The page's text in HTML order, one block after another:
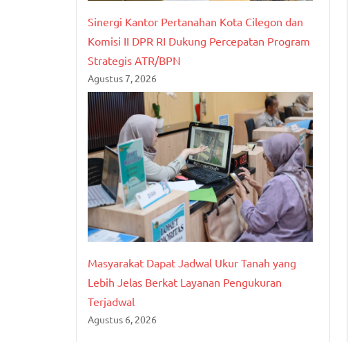
Sinergi Kantor Pertanahan Kota Cilegon dan
Komisi II DPR RI Dukung Percepatan Program
Strategis ATR/BPN
Agustus 7, 2026
Masyarakat Dapat Jadwal Ukur Tanah yang
Lebih Jelas Berkat Layanan Pengukuran
Terjadwal
Agustus 6, 2026